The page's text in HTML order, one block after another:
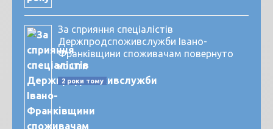
За сприяння спеціалістів
Держпродспоживслужби Івано-
Франківщини споживачам повернуто
кошти
2 роки тому